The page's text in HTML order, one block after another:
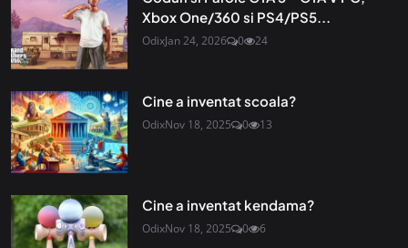
Xbox One/360 si PS4/PS5...
OdixJan 24, 2026 0 24
Cine a inventat scoala?
OdixNov 18, 2025 0 13
Cine a inventat kendama?
OdixNov 18, 2025 0 6